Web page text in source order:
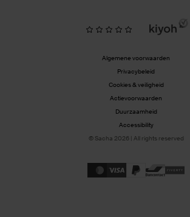
Algemene voorwaarden
Privacybeleid
Cookies & veiligheid
Actievoorwaarden
Duurzaamheid
Accessibility
© Sacha 2026 | All rights reserved